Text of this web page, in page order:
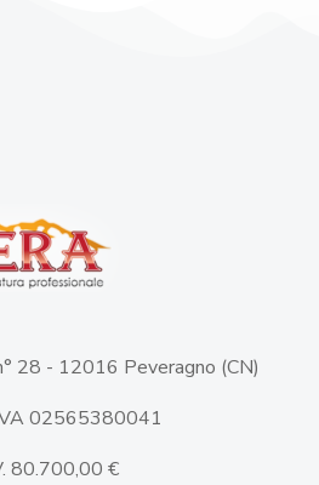
28 - 12016 Peveragno (CN)
02565380041
80.700,00 €